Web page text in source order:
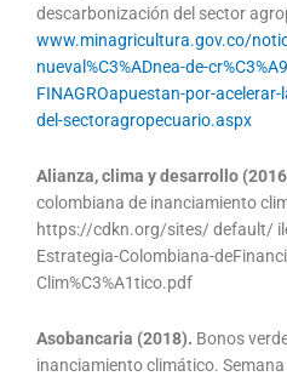
descarbonización del sector
www.minagricultura.gov.co/
nueval%C3%ADnea-de-
FINAGROapuestan-por-
del-sectoragropecuario.aspx
Alianza, clima y desarrollo
colombiana de inanciamiento
https://cdkn.org/sites/ default/
Estrategia-Colombiana-
Clim%C3%A1tico.pdf
Asobancaria (2018). Bonos
inanciamiento climático.